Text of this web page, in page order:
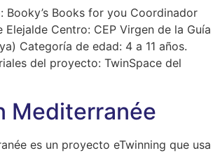
Booky’s Books for you Coordinador
Centro: CEP Virgen de la Guía
Categoría de edad: 4 a 11 años.
del proyecto: TwinSpace del
Mediterranée
es un proyecto eTwinning que usa